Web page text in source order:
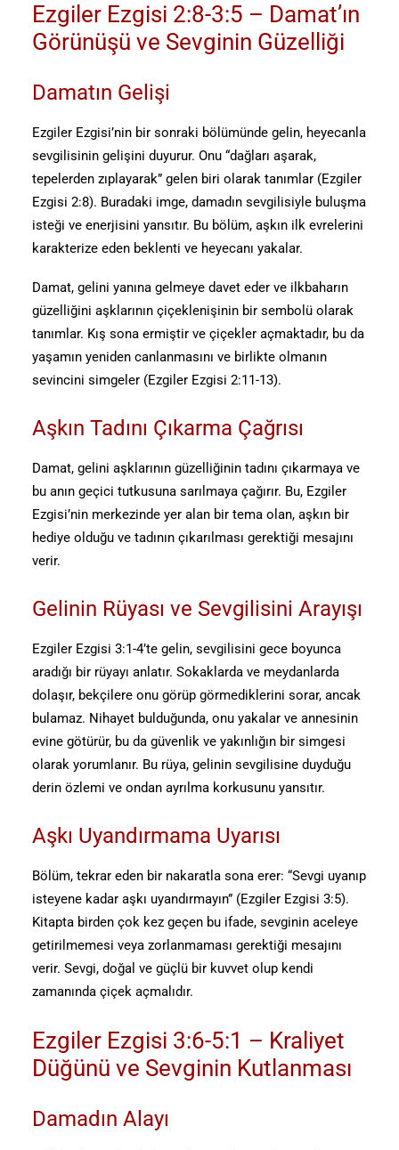
Ezgiler Ezgisi 2:8-3:5 – Damat’ın
Görünüşü ve Sevginin Güzelliği
Damatın Gelişi
Ezgiler Ezgisi’nin bir sonraki bölümünde gelin, heyecanla
sevgilisinin gelişini duyurur. Onu “dağları aşarak,
tepelerden zıplayarak” gelen biri olarak tanımlar (Ezgiler
Ezgisi 2:8). Buradaki imge, damadın sevgilisiyle buluşma
isteği ve enerjisini yansıtır. Bu bölüm, aşkın ilk evrelerini
karakterize eden beklenti ve heyecanı yakalar.
Damat, gelini yanına gelmeye davet eder ve ilkbaharın
güzelliğini aşklarının çiçeklenişinin bir sembolü olarak
tanımlar. Kış sona ermiştir ve çiçekler açmaktadır, bu da
yaşamın yeniden canlanmasını ve birlikte olmanın
sevincini simgeler (Ezgiler Ezgisi 2:11-13).
Aşkın Tadını Çıkarma Çağrısı
Damat, gelini aşklarının güzelliğinin tadını çıkarmaya ve
bu anın geçici tutkusuna sarılmaya çağırır. Bu, Ezgiler
Ezgisi’nin merkezinde yer alan bir tema olan, aşkın bir
hediye olduğu ve tadının çıkarılması gerektiği mesajını
verir.
Gelinin Rüyası ve Sevgilisini Arayışı
Ezgiler Ezgisi 3:1-4’te gelin, sevgilisini gece boyunca
aradığı bir rüyayı anlatır. Sokaklarda ve meydanlarda
dolaşır, bekçilere onu görüp görmediklerini sorar, ancak
bulamaz. Nihayet bulduğunda, onu yakalar ve annesinin
evine götürür, bu da güvenlik ve yakınlığın bir simgesi
olarak yorumlanır. Bu rüya, gelinin sevgilisine duyduğu
derin özlemi ve ondan ayrılma korkusunu yansıtır.
Aşkı Uyandırmama Uyarısı
Bölüm, tekrar eden bir nakaratla sona erer: “Sevgi uyanıp
isteyene kadar aşkı uyandırmayın” (Ezgiler Ezgisi 3:5).
Kitapta birden çok kez geçen bu ifade, sevginin aceleye
getirilmemesi veya zorlanmaması gerektiği mesajını
verir. Sevgi, doğal ve güçlü bir kuvvet olup kendi
zamanında çiçek açmalıdır.
Ezgiler Ezgisi 3:6-5:1 – Kraliyet
Düğünü ve Sevginin Kutlanması
Damadın Alayı